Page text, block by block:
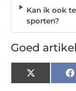
Kan ik ook
sporten?
Goed
X
(Twitter)